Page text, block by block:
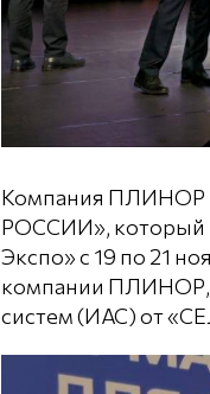
Компания ПЛИНОР
РОССИИ», который
Экспо» с 19 по 21
компании ПЛИНОР,
систем (ИАС) от